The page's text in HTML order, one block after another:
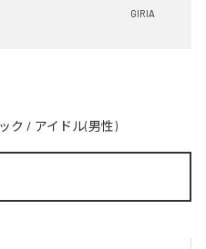
GIRIA
ク / アイドル(男性)